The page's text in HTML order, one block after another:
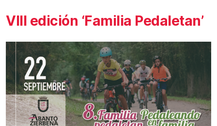
VIII edición ‘Familia Pedaletan’